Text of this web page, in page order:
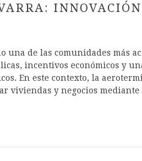
una de las comunidades más
incentivos económicos y
En este contexto, la
viviendas y negocios